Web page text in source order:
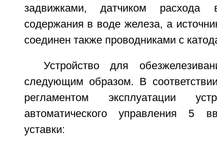
задвижками, датчиком
содержания в воде железа, а
соединен также проводниками с
Устройство для
следующим образом. В
регламентом эксплуатации
автоматического управления 5
уставки: